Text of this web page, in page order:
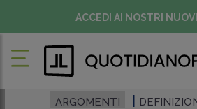
ACCEDI AI NOSTRI
ARGOMENTI